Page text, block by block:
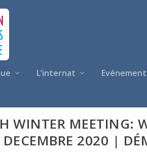
L’internat
WINTER MEETING:
2020 |